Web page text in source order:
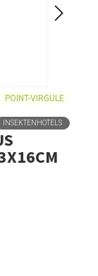
POINT-VIRGULE
INSEKTENHOTELS